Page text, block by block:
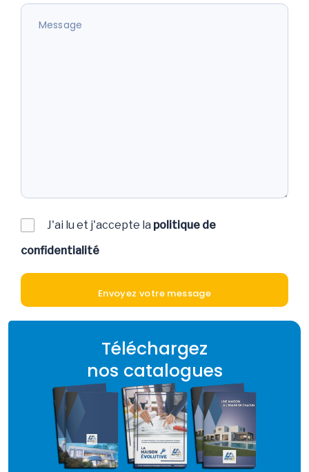
J'ai lu et j'accepte la politique de
confidentialité
Téléchargez
nos catalogues